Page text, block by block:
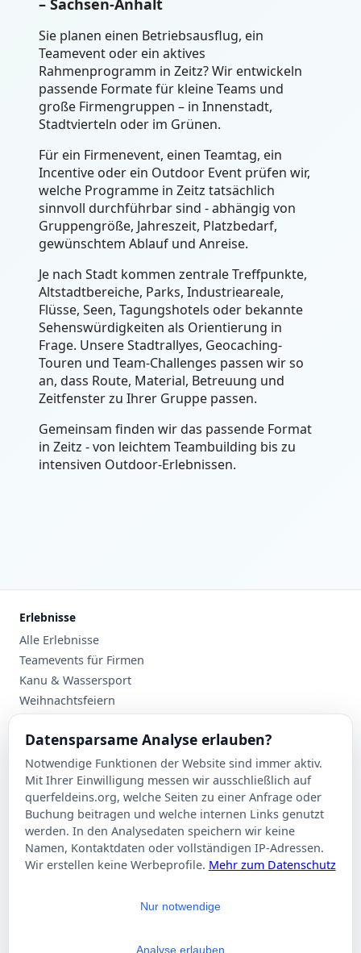
Sie planen einen Betriebsausflug, ein
Teamevent oder ein aktives
Rahmenprogramm in Zeitz? Wir entwickeln
passende Formate für kleine Teams und
große Firmengruppen – in Innenstadt,
Stadtvierteln oder im Grünen.
Für ein Firmenevent, einen Teamtag, ein
Incentive oder ein Outdoor Event prüfen wir,
welche Programme in Zeitz tatsächlich
sinnvoll durchführbar sind - abhängig von
Gruppengröße, Jahreszeit, Platzbedarf,
gewünschtem Ablauf und Anreise.
Je nach Stadt kommen zentrale Treffpunkte,
Altstadtbereiche, Parks, Industrieareale,
Flüsse, Seen, Tagungshotels oder bekannte
Sehenswürdigkeiten als Orientierung in
Frage. Unsere Stadtrallyes, Geocaching-
Touren und Team-Challenges passen wir so
an, dass Route, Material, Betreuung und
Zeitfenster zu Ihrer Gruppe passen.
Gemeinsam finden wir das passende Format
in Zeitz - von leichtem Teambuilding bis zu
intensiven Outdoor-Erlebnissen.
Erlebnisse
Alle Erlebnisse
Teamevents für Firmen
Kanu & Wassersport
Weihnachtsfeiern
Planung
Events nach Stadt
Suche
Kontakt
Über Querfeldeins
Rechtliches
Impressum
Datensparsame Analyse erlauben?
Notwendige Funktionen der Website sind immer aktiv.
Mit Ihrer Einwilligung messen wir ausschließlich auf
querfeldeins.org, welche Seiten zu einer Anfrage oder
Buchung beitragen und welche internen Links genutzt
werden. In den Analysedaten speichern wir keine
Namen, Kontaktdaten oder vollständigen IP-Adressen.
Wir erstellen keine Werbeprofile. Mehr zum Datenschutz
Nur notwendige
Analyse erlauben